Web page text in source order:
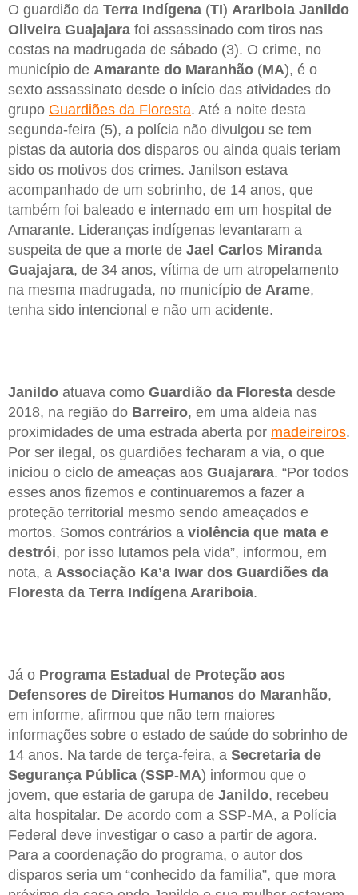
O guardião da Terra Indígena (TI) Arariboia Janildo
Oliveira Guajajara foi assassinado com tiros nas
costas na madrugada de sábado (3). O crime, no
município de Amarante do Maranhão (MA), é o
sexto assassinato desde o início das atividades do
grupo Guardiões da Floresta. Até a noite desta
segunda-feira (5), a polícia não divulgou se tem
pistas da autoria dos disparos ou ainda quais teriam
sido os motivos dos crimes. Janilson estava
acompanhado de um sobrinho, de 14 anos, que
também foi baleado e internado em um hospital de
Amarante. Lideranças indígenas levantaram a
suspeita de que a morte de Jael Carlos Miranda
Guajajara, de 34 anos, vítima de um atropelamento
na mesma madrugada, no município de Arame,
tenha sido intencional e não um acidente.
Janildo atuava como Guardião da Floresta desde
2018, na região do Barreiro, em uma aldeia nas
proximidades de uma estrada aberta por madeireiros.
Por ser ilegal, os guardiões fecharam a via, o que
iniciou o ciclo de ameaças aos Guajarara. “Por todos
esses anos fizemos e continuaremos a fazer a
proteção territorial mesmo sendo ameaçados e
mortos. Somos contrários a violência que mata e
destrói, por isso lutamos pela vida”, informou, em
nota, a Associação Ka’a Iwar dos Guardiões da
Floresta da Terra Indígena Arariboia.
Já o Programa Estadual de Proteção aos
Defensores de Direitos Humanos do Maranhão,
em informe, afirmou que não tem maiores
informações sobre o estado de saúde do sobrinho de
14 anos. Na tarde de terça-feira, a Secretaria de
Segurança Pública (SSP-MA) informou que o
jovem, que estaria de garupa de Janildo, recebeu
alta hospitalar. De acordo com a SSP-MA, a Polícia
Federal deve investigar o caso a partir de agora.
Para a coordenação do programa, o autor dos
disparos seria um “conhecido da família”, que mora